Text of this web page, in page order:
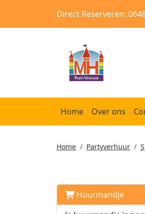
Direct Reserveren:
Home Over ons
Home Partyverhuur
Huurmandje